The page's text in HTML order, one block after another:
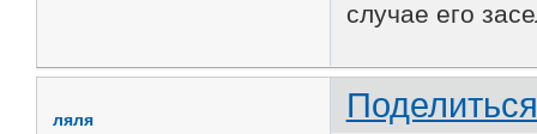
случае его
Поделиться
ляля